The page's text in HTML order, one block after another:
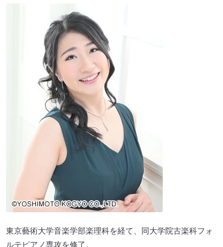
東京藝術大学音楽学部楽理科を経て、同大学院古楽科フォ
ルテピアノ専攻を修了。